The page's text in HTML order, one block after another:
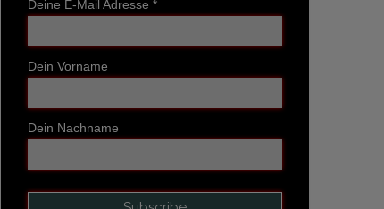
Deine E-Mail Adresse *
Dein Vorname
Dein Nachname